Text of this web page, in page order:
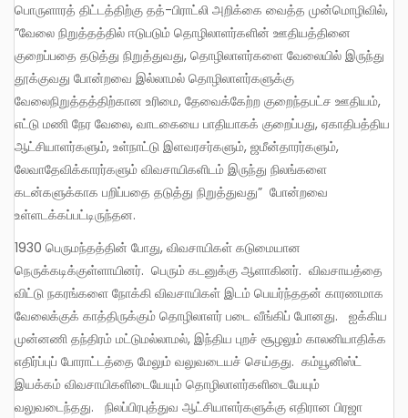
பொருளாரத் திட்டத்திற்கு தத்-பிராட்லி அறிக்கை வைத்த முன்மொழிவில்,
”வேலை நிறுத்தத்தில் ஈடுபடும் தொழிலாளர்களின் ஊதியத்தினை
குறைப்பதை தடுத்து நிறுத்துவது, தொழிலாளர்களை வேலையில் இருந்து
தூக்குவது போன்றவை இல்லாமல் தொழிலாளர்களுக்கு
வேலைநிறுத்தத்திற்கான உரிமை, தேவைக்கேற்ற குறைந்தபட்ச ஊதியம்,
எட்டு மணி நேர வேலை, வாடகையை பாதியாகக் குறைப்பது, ஏகாதிபத்திய
ஆட்சியாளர்களும், உள்நாட்டு இளவரசர்களும், ஜமீன்தாரர்களும்,
லேவாதேவிக்காரர்களும் விவசாயிகளிடம் இருந்து நிலங்களை
கடன்களுக்காக பறிப்பதை தடுத்து நிறுத்துவது” போன்றவை
உள்ளடக்கப்பட்டிருந்தன.
1930 பெருமந்தத்தின் போது, விவசாயிகள் கடுமையான
நெருக்கடிக்குள்ளாயினர். பெரும் கடனுக்கு ஆளாகினர். விவசாயத்தை
விட்டு நகரங்களை நோக்கி விவசாயிகள் இடம் பெயர்ந்ததன் காரணமாக
வேலைக்குக் காத்திருக்கும் தொழிலாளர் படை வீங்கிப் போனது. ஐக்கிய
முன்னணி தந்திரம் மட்டுமல்லாமல், இந்திய புறச் சூழலும் காலனியாதிக்க
எதிர்ப்புப் போராட்டத்தை மேலும் வலுவடையச் செய்தது. கம்யூனிஸ்ட்
இயக்கம் விவசாயிகளிடையேயும் தொழிலாளர்களிடையேயும்
வலுவடைந்தது. நிலப்பிரபுத்துவ ஆட்சியாளர்களுக்கு எதிரான பிரஜா